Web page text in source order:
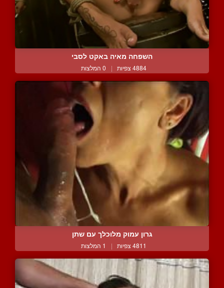
השפחה מאיה באקט לסבי
4884 צפיות | 0 המלצות
גרון עמוק מלוכלך עם שתן
4811 צפיות | 1 המלצות